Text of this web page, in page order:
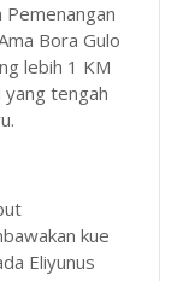
Pemenangan
Bora Gulo
lebih 1 KM
tengah
kue
Eliyunus